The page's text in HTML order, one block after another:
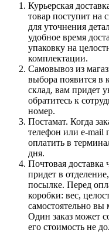
Курьерская
товар поступит на
для уточнения
удобное время
упаковку на
комплектации.
Самовывоз из
выбора появится в
склад, вам придет
обратитесь к
номер.
Постамат. Когда
телефон или e-mail
оплатить в
дня.
Почтовая доставка
придет в
посылке. Перед
коробки: вес,
самостоятельно вы
Один заказ может
его стоимость не